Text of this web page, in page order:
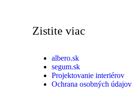
Zistite viac
albero.sk
segum.sk
Projektovanie interiérov
Ochrana osobných údajov